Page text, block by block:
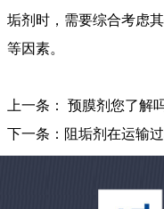
垢剂时，需要综合考虑
等因素。
上一条：
预膜剂您了解
下一条： 阻垢剂在运输